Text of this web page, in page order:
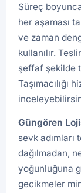
Süreç
her aşaması
ve zaman
kullanılır.
şeffaf şekilde
Taşımacılığı
Güngören
sevk
dağılmadan,
yoğunluğuna
gecikmeler